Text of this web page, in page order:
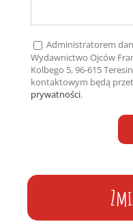
Administratorem
Wydawnictwo Ojców
Kolbego 5, 96-615
kontaktowym będą
prywatności.